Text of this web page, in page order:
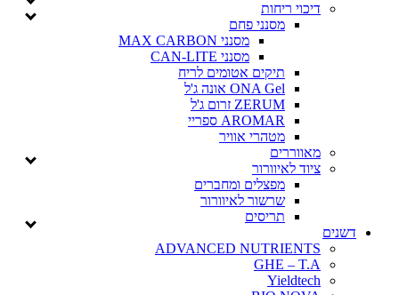
דיכוי ריחות
מסנני פחם
מסנני MAX CARBON
מסנני CAN-LITE
תיקים אטומים לריח
ONA Gel אונה ג'ל
ZERUM זרום ג'ל
AROMAR ספריי
מטהרי אוויר
מאווררים
ציוד לאיוורור
מפצלים ומחברים
שרשור לאיוורור
תריסים
דשנים
ADVANCED NUTRIENTS
GHE – T.A
Yieldtech